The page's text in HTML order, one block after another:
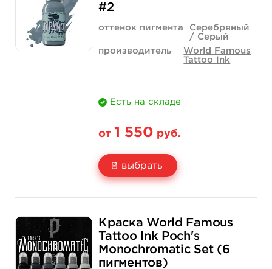
Количество
#2
оттенок пигмента
Серебряный
/ Серый
производитель
World Famous
Tattoo Ink
Есть на складе
от 1 550 руб.
выбрать
Цена
Количество
1 550 руб.
купить
4 400 руб.
купить
Краска World Famous
Tattoo Ink Poch's
Monochromatic Set (6
пигментов)